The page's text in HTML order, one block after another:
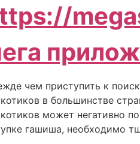
чем приступить к
в большинстве
может негативно
гашиша, необходимо